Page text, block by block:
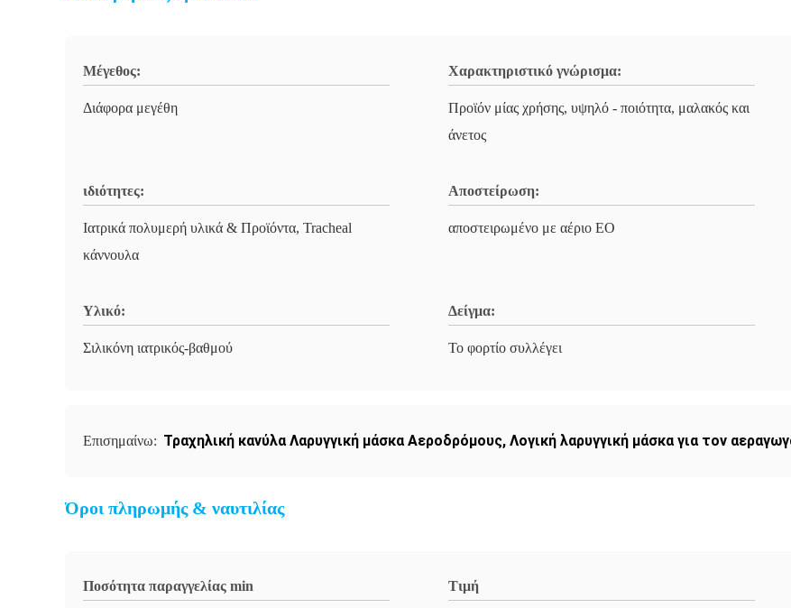
Μέγεθος:
Διάφορα μεγέθη
Χαρακτηριστικό γνώρισμα:
Προϊόν μίας χρήσης, υψηλό - ποιότητα, μαλακός και
άνετος
ιδιότητες:
Ιατρικά πολυμερή υλικά & Προϊόντα, Tracheal
κάννουλα
Αποστείρωση:
αποστειρωμένο με αέριο EO
Υλικό:
Σιλικόνη ιατρικός-βαθμού
Δείγμα:
Το φορτίο συλλέγει
Επισημαίνω: Τραχηλική κανύλα Λαρυγγική μάσκα Αεροδρόμους, Λογική λαρυγγική μάσκα για τον
Όροι πληρωμής & ναυτιλίας
Ποσότητα παραγγελίας min Τιμή